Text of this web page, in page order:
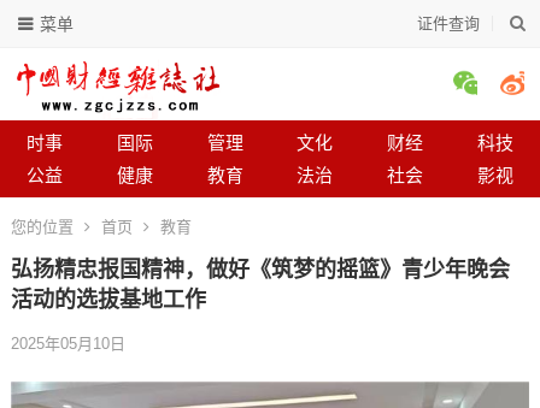
证件查询
菜单
时事 国际 管理 文化 财经
科技
公益
健康 教育 法治 社会 影视
您的位置 首页 教育
弘扬精忠报国精神，做好《筑梦的摇篮》青少年晚会
活动的选拔基地工作
2025年05月10日